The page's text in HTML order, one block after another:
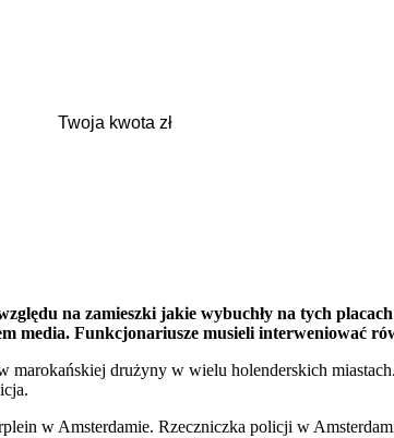
na zamieszki jakie wybuchły na tych
media. Funkcjonariusze musieli interweniować
marokańskiej drużyny w wielu holenderskich
w Amsterdamie. Rzeczniczka policji w